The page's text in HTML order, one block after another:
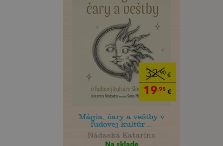
32,90€
19,95€
Mágia, čary a veštby v
ľudovej kultúr...
Nádaská Katarína
Na sklade